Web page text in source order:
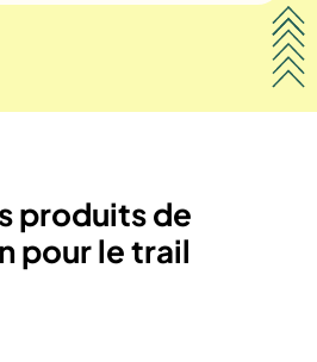
produits de
pour le trail